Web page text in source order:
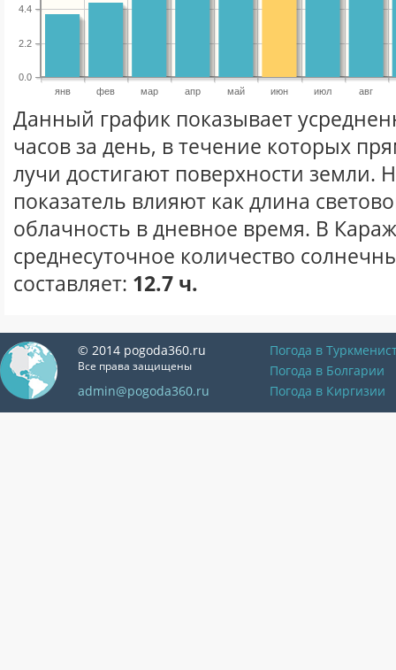
янв фев мар апр май июн июл авг
0.0
2.2
4.4
Данный график показывает
часов за день, в течение которых
лучи достигают поверхности земли.
показатель влияют как длина
облачность в дневное время. В
среднесуточное количество
составляет: 12.7 ч.
© 2014 pogoda360.ru
Все права защищены
admin@pogoda360.ru
Погода в
Погода в Болгарии
Погода в Киргизии